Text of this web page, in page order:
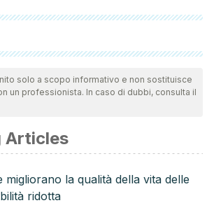
state esaminate a fondo dal nostro
la qualità, l'affidabilità, l'attualità e la
di questo articolo è stata considerata
Montañés, M. C. (2020). Comorbilidad
comportamentales en la
española de drogodependencias,
solo a scopo informativo e non sostituisce
un professionista. In caso di dubbi, consulta il
Articles